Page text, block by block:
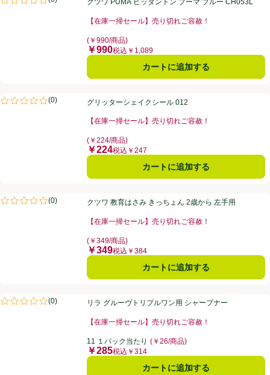
評価は0件のレビューで5点中0.0点。
【在庫一掃セール】売り切れご容赦！
(￥990/商品)
価格
￥990税込￥1,089
カートに追加する
グリッターシェイクシール 012
(0)
評価は0件のレビューで5点中0.0点。
グリッターシェイクシール 012
【在庫一掃セール】売り切れご容赦！
(￥224/商品)
価格
￥224税込￥247
カートに追加する
クツワ 教育はさみ きっちょん 2歳から 左手用
(0)
評価は0件のレビューで5点中0.0点。クツワ 教育はさみ きっちょん 2歳から 左手用
【在庫一掃セール】売り切れご容赦！
(￥349/商品)
価格
￥349税込￥384
カートに追加する
リラ グルーヴトリプルワン用 シャープナー
(0)
評価は0件のレビューで5点中0.0点。リラ グルーヴトリプルワン用 シャープナー
【在庫一掃セール】売り切れご容赦！
11 １パック当たり (￥26/商品)
価格
￥285税込￥314
カートに追加する